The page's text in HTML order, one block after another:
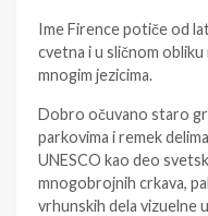
Ime Firence potiče od
cvetna i u sličnom obliku
mnogim jezicima.
Dobro očuvano staro
parkovima i remek
UNESCO kao deo
mnogobrojnih crkava,
vrhunskih dela vizuelne